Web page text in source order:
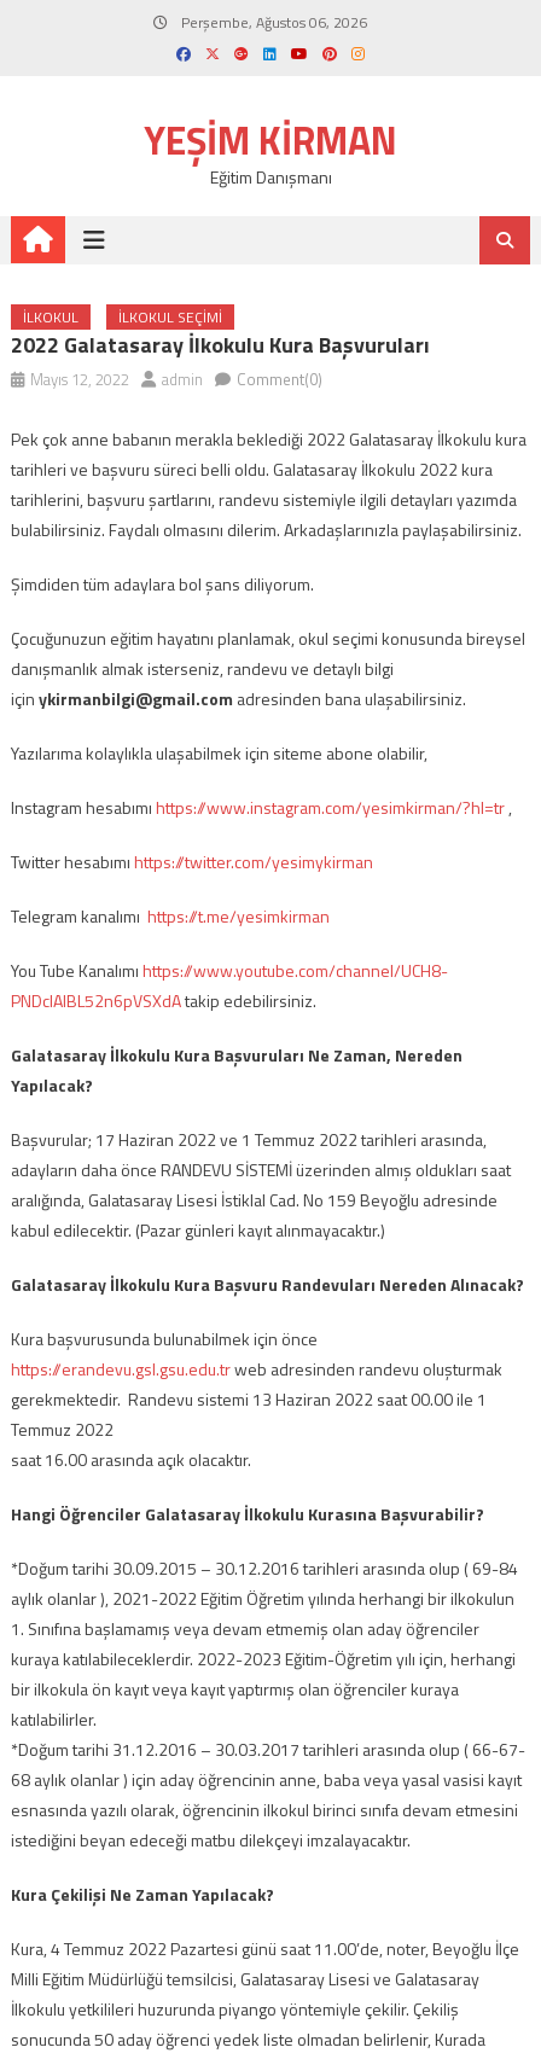
Perşembe, Ağustos 06, 2026
YEŞIM KIRMAN
Eğitim Danışmanı
ILKOKUL ILKOKUL SEÇIMI
2022 Galatasaray İlkokulu Kura Başvuruları
Mayıs 12, 2022 admin Comment(0)
Pek çok anne babanın merakla beklediği 2022 Galatasaray İlkokulu kura
tarihleri ve başvuru süreci belli oldu. Galatasaray İlkokulu 2022 kura
tarihlerini, başvuru şartlarını, randevu sistemiyle ilgili detayları yazımda
bulabilirsiniz. Faydalı olmasını dilerim. Arkadaşlarınızla paylaşabilirsiniz.
Şimdiden tüm adaylara bol şans diliyorum.
Çocuğunuzun eğitim hayatını planlamak, okul seçimi konusunda bireysel
danışmanlık almak isterseniz, randevu ve detaylı bilgi
içinykirmanbilgi@gmail.com adresinden bana ulaşabilirsiniz.
Yazılarıma kolaylıkla ulaşabilmek için siteme abone olabilir,
Instagram hesabımıhttps://www.instagram.com/yesimkirman/?hl=tr,
Twitter hesabımıhttps://twitter.com/yesimykirman
Telegram kanalımı https://t.me/yesimkirman
You Tube Kanalımıhttps://www.youtube.com/channel/UCH8-
PNDcIAlBL52n6pVSXdAtakip edebilirsiniz.
Galatasaray İlkokulu Kura Başvuruları Ne Zaman, Nereden
Yapılacak?
Başvurular; 17 Haziran 2022 ve 1 Temmuz 2022 tarihleri arasında,
adayların daha önce RANDEVU SİSTEMİ üzerinden almış oldukları saat
aralığında, Galatasaray Lisesi İstiklal Cad. No 159 Beyoğlu adresinde
kabul edilecektir. (Pazar günleri kayıt alınmayacaktır.)
Galatasaray İlkokulu Kura Başvuru Randevuları Nereden Alınacak?
Kura başvurusunda bulunabilmek için önce
https://erandevu.gsl.gsu.edu.trweb adresinden randevu oluşturmak
gerekmektedir. Randevu sistemi 13 Haziran 2022 saat 00.00 ile 1
Temmuz 2022
saat 16.00 arasında açık olacaktır.
Hangi Öğrenciler Galatasaray İlkokulu Kurasına Başvurabilir?
*Doğum tarihi 30.09.2015 – 30.12.2016 tarihleri arasında olup ( 69-84
aylık olanlar ), 2021-2022 Eğitim Öğretim yılında herhangi bir ilkokulun
1. Sınıfına başlamamış veya devam etmemiş olan aday öğrenciler
kuraya katılabileceklerdir. 2022-2023 Eğitim-Öğretim yılı için, herhangi
bir ilkokula ön kayıt veya kayıt yaptırmış olan öğrenciler kuraya
katılabilirler.
*Doğum tarihi 31.12.2016 – 30.03.2017 tarihleri arasında olup ( 66-67-
68 aylık olanlar ) için aday öğrencinin anne, baba veya yasal vasisi kayıt
esnasında yazılı olarak, öğrencinin ilkokul birinci sınıfa devam etmesini
istediğini beyan edeceği matbu dilekçeyi imzalayacaktır.
Kura Çekilişi Ne Zaman Yapılacak?
Kura, 4 Temmuz 2022 Pazartesi günü saat 11.00’de, noter, Beyoğlu İlçe
Milli Eğitim Müdürlüğü temsilcisi, Galatasaray Lisesi ve Galatasaray
İlkokulu yetkilileri huzurunda piyango yöntemiyle çekilir. Çekiliş
sonucunda 50 aday öğrenci yedek liste olmadan belirlenir, Kurada